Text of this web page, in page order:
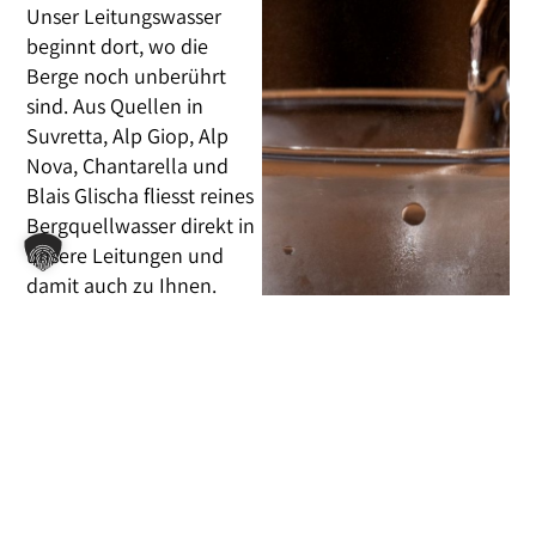
Unser Leitungswasser
beginnt dort, wo die
Berge noch unberührt
sind. Aus Quellen in
Suvretta, Alp Giop, Alp
Nova, Chantarella und
Blais Glischa fliesst reines
Bergquellwasser direkt in
unsere Leitungen und
damit auch zu Ihnen.